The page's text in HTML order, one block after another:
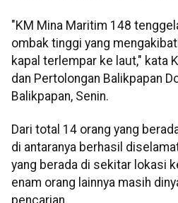
"KM Mina Maritim 148
ombak tinggi yang
kapal terlempar ke laut," kata
dan Pertolongan Balikpapan
Balikpapan, Senin.
Dari total 14 orang yang
di antaranya berhasil
yang berada di sekitar lokasi
enam orang lainnya masih
pencarian.